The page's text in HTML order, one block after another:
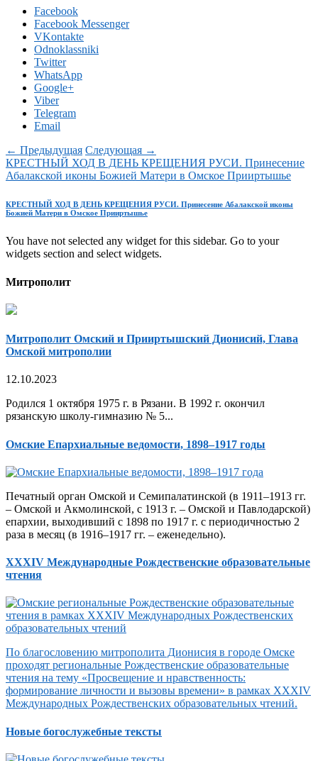
Facebook
Facebook Messenger
VKontakte
Odnoklassniki
Twitter
WhatsApp
Google+
Viber
Telegram
Email
← Предыдущая Следующая →
КРЕСTНЫЙ ХОД В ДЕНЬ КРЕЩЕНИЯ РУСИ. Принесение
Абалакской иконы Божией Матери в Омское Прииртышье
КРЕСTНЫЙ ХОД В ДЕНЬ КРЕЩЕНИЯ РУСИ. Принесение Абалакской иконы
Божией Матери в Омское Прииртышье
You have not selected any widget for this sidebar. Go to your
widgets section and select widgets.
Митрополит
Митрополит Омский и Прииртышский Дионисий, Глава
Омской митрополии
12.10.2023
Родился 1 октября 1975 г. в Рязани. В 1992 г. окончил
рязанскую школу-гимназию № 5...
Омские Епархиальные ведомости, 1898–1917 годы
Печатный орган Омской и Семипалатинской (в 1911–1913 гг.
– Омской и Акмолинской, с 1913 г. – Омской и Павлодарской)
епархии, выходивший с 1898 по 1917 г. с периодичностью 2
раза в месяц (в 1916–1917 гг. – еженедельно).
XXXIV Международные Рождественские образовательные
чтения
По благословению митрополита Дионисия в городе Омске
проходят региональные Рождественские образовательные
чтения на тему «Просвещение и нравственность:
формирование личности и вызовы времени» в рамках XXXIV
Международных Рождественских образовательных чтений.
Новые богослужебные тексты